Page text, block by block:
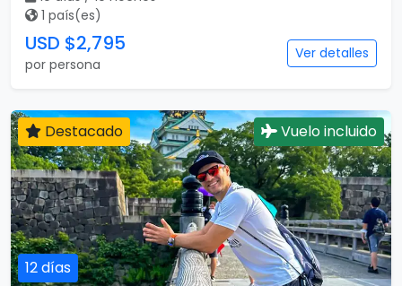
1 país(es)
USD $2,795
por persona
Ver detalles
12 días
Destacado Vuelo incluido